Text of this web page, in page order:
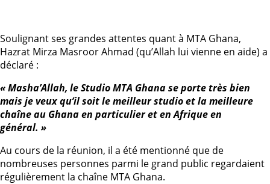
Soulignant ses grandes attentes quant à MTA Ghana,
Hazrat Mirza Masroor Ahmad (qu’Allah lui vienne en aide) a
déclaré :
« Masha’Allah, le Studio MTA Ghana se porte très bien
mais je veux qu’il soit le meilleur studio et la meilleure
chaîne au Ghana en particulier et en Afrique en
général. »
Au cours de la réunion, il a été mentionné que de
nombreuses personnes parmi le grand public regardaient
régulièrement la chaîne MTA Ghana.